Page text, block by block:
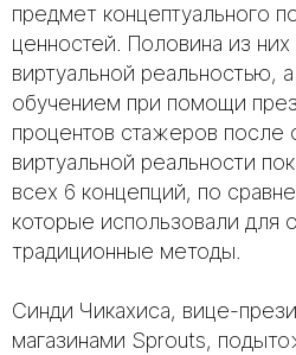
предмет концептуального
ценностей. Половина из них
виртуальной реальностью,
обучением при помощи
процентов стажеров после
виртуальной реальности
всех 6 концепций, по
которые использовали для
традиционные методы.
Синди Чикахиса, вице-
магазинами Sprouts,